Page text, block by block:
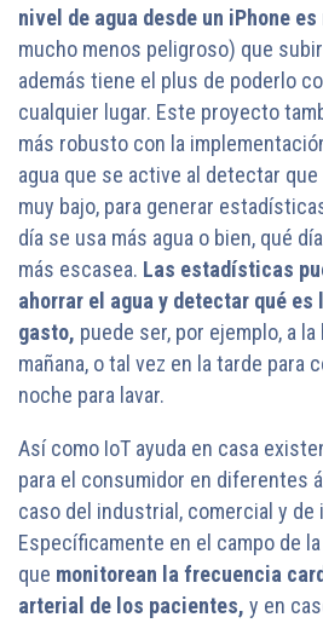
nivel de agua desde un iPhone
mucho menos peligroso) que
además tiene el plus de poderlo
cualquier lugar. Este proyecto
más robusto con la
agua que se active al detectar
muy bajo, para generar
día se usa más agua o bien, qué
más escasea. Las estadísticas
ahorrar el agua y detectar qué es
gasto, puede ser, por ejemplo, a
mañana, o tal vez en la tarde para
noche para lavar.
Así como IoT ayuda en casa
para el consumidor en diferentes
caso del industrial, comercial y
Específicamente en el campo de
que monitorean la frecuencia
arterial de los pacientes, y en